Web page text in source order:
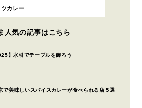
ツカレー
人気の記事はこちら
025】水引でテーブルを飾ろう
で美味しいスパイスカレーが食べられる店５選